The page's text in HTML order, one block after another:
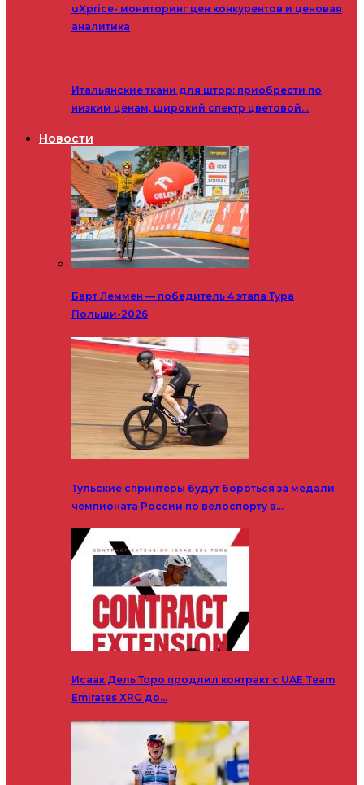
uXprice- мониторинг цен конкурентов и ценовая
аналитика
Итальянские ткани для штор: приобрести по
низким ценам, широкий спектр цветовой…
Новости
Барт Леммен — победитель 4 этапа Тура
Польши-2026
Тульские спринтеры будут бороться за медали
чемпионата России по велоспорту в…
Исаак Дель Торо продлил контракт с UAE Team
Emirates XRG до…